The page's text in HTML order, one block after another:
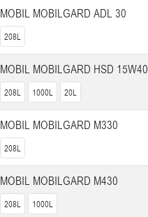
MOBIL MOBILGARD ADL 30
208L
MOBIL MOBILGARD HSD 15W40
208L 1000L 20L
MOBIL MOBILGARD M330
208L
MOBIL MOBILGARD M430
208L 1000L